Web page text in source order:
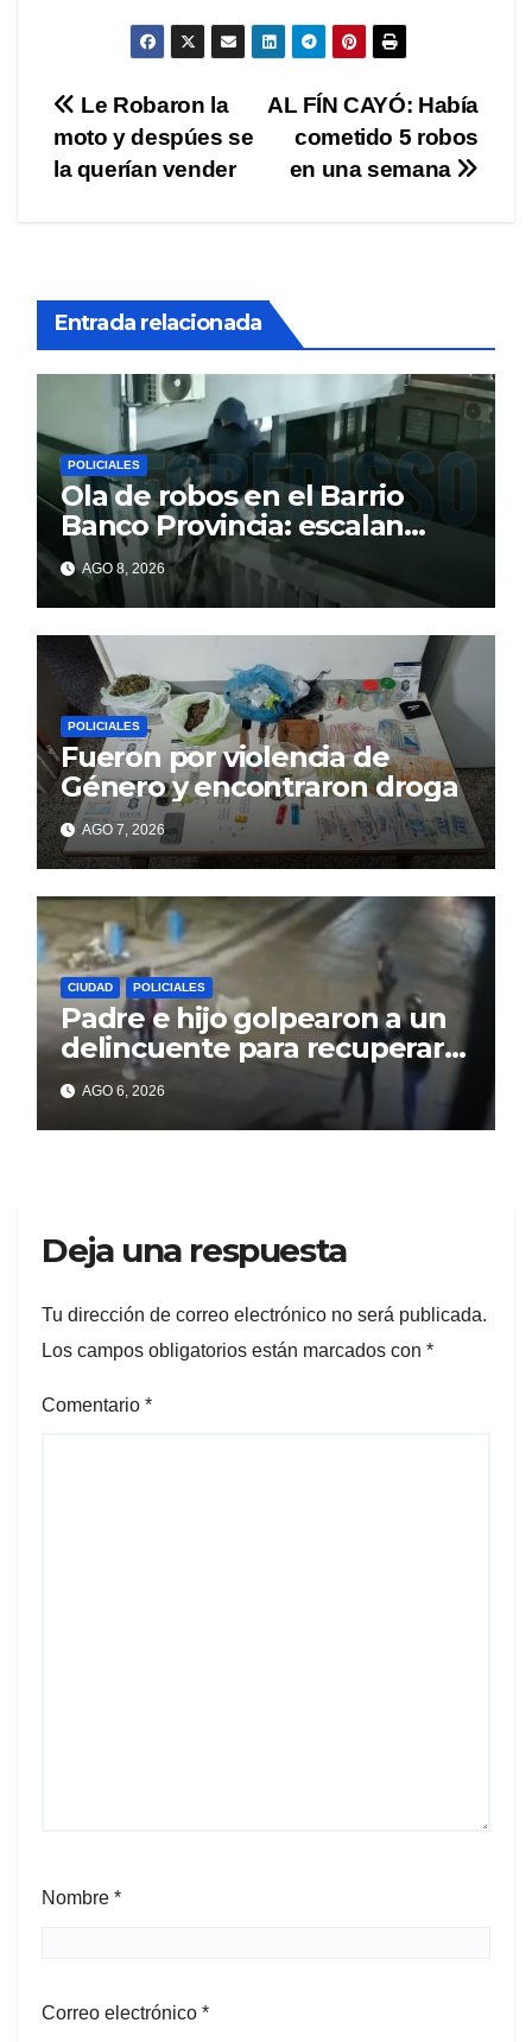
Navegación
de
AL FÍN CAYÓ: Había
cometido 5 robos
en una semana
Le Robaron la
moto y despúes se
la querían vender
Entrada relacionada
POLICIALES
Ola de robos en el Barrio
Banco Provincia: escalan
paredes en la noche y nadie
responde
AGO 8, 2026
POLICIALES
Fueron por violencia de
Género y encontraron droga
AGO 7, 2026
CIUDAD POLICIALES
Padre e hijo golpearon a un
delincuente para recuperar
un celular robado en Berisso
AGO 6, 2026
Deja una respuesta
Tu dirección de correo electrónico no será publicada.
Los campos obligatorios están marcados con *
Comentario *
Nombre *
Correo electrónico *